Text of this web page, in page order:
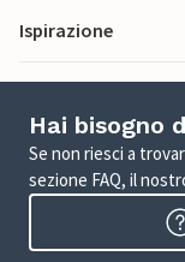
Ispirazione
Hai bisogno
Se non riesci a
sezione FAQ, il